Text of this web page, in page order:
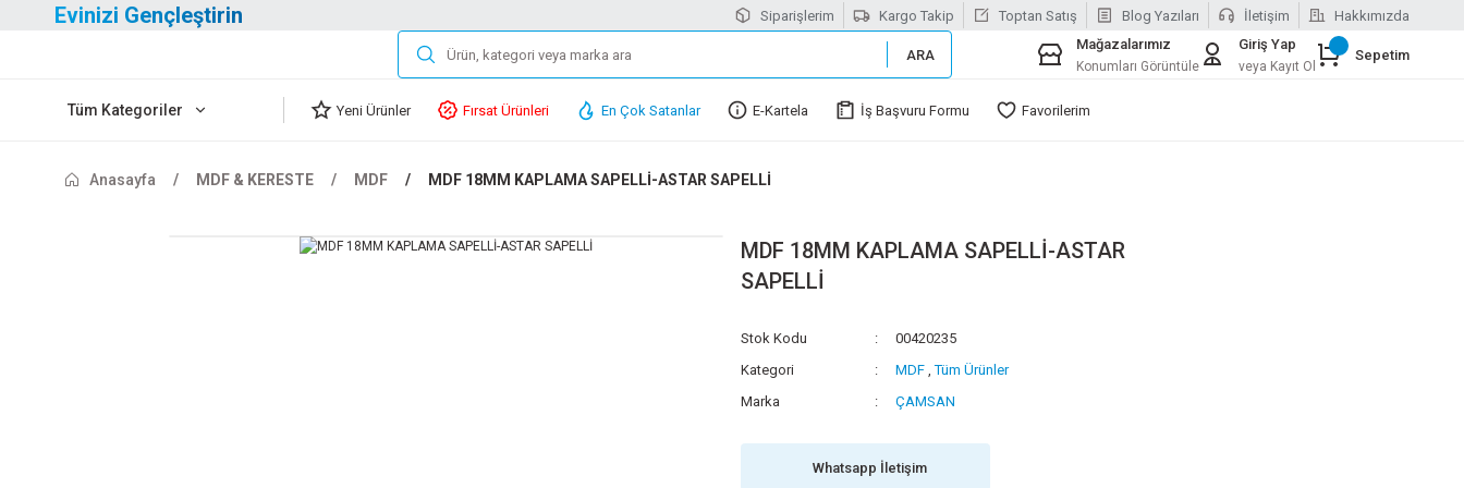
Evinizi Gençleştirin Siparişlerim Kargo Takip Toptan Satış Blog Yazıları İletişim Hakkımızda
ARA
Mağazalarımız
Konumları Görüntüle
Giriş Yap
veya Kayıt Ol
Sepetim
Tüm Kategoriler Yeni Ürünler Fırsat Ürünleri En Çok Satanlar E-Kartela İş Başvuru Formu Favorilerim
Anasayfa MDF & KERESTE MDF MDF 18MM KAPLAMA SAPELLİ-ASTAR SAPELLİ
MDF 18MM KAPLAMA SAPELLİ-ASTAR
SAPELLİ
Stok Kodu
00420235
Kategori
MDF ,Tüm Ürünler
Marka
ÇAMSAN
Whatsapp İletişim